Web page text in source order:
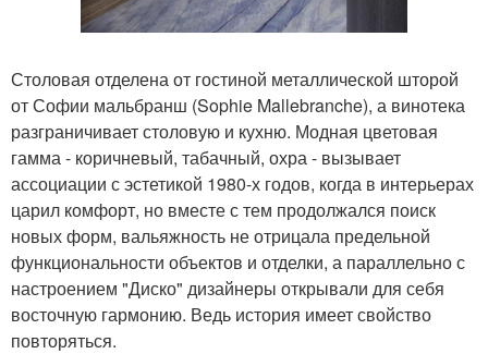
Столовая отделена от гостиной металлической шторой
от Софии мальбранш (Sophie Mallebranche), а винотека
разграничивает столовую и кухню. Модная цветовая
гамма - коричневый, табачный, охра - вызывает
ассоциации с эстетикой 1980-х годов, когда в интерьерах
царил комфорт, но вместе с тем продолжался поиск
новых форм, вальяжность не отрицала предельной
функциональности объектов и отделки, а параллельно с
настроением "Диско" дизайнеры открывали для себя
восточную гармонию. Ведь история имеет свойство
повторяться.